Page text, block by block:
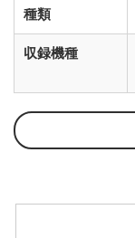
種類
収録機種